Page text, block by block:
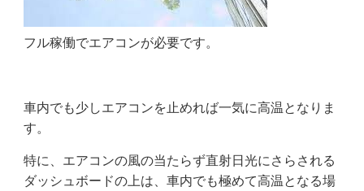
フル稼働でエアコンが必要です。
車内でも少しエアコンを止めれば一気に高温となりま
す。
特に、エアコンの風の当たらず直射日光にさらされる
ダッシュボードの上は、車内でも極めて高温となる場